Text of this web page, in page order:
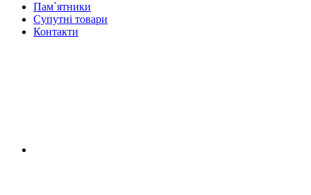
Пам`ятники
Супутні товари
Контакти